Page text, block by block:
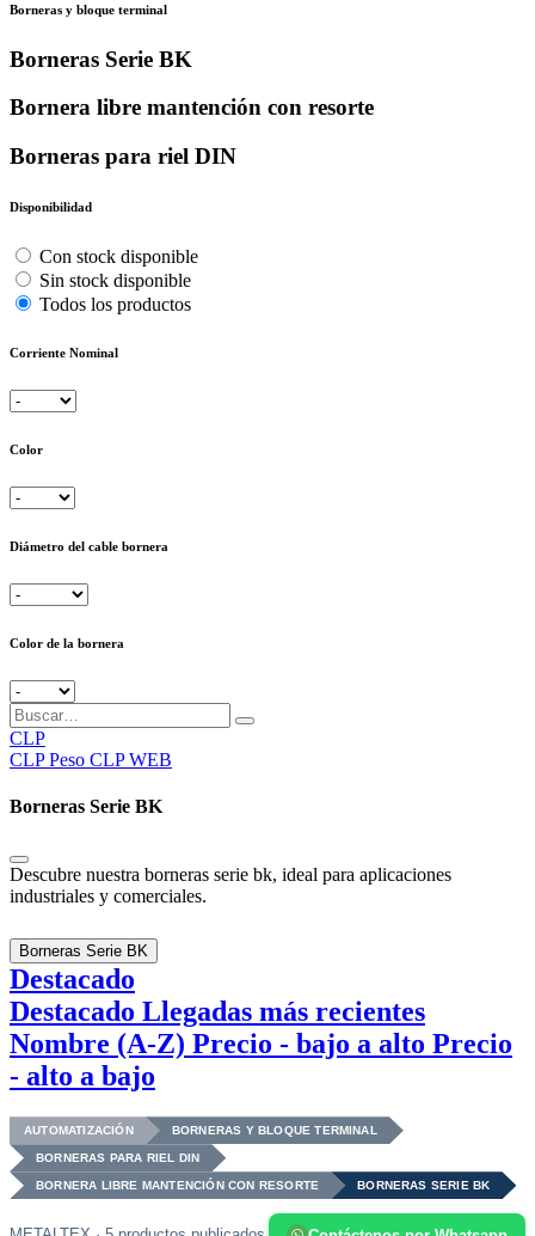
Borneras y bloque terminal
Borneras Serie BK
Bornera libre mantención con resorte
Borneras para riel DIN
Disponibilidad
Con stock disponible
Sin stock disponible
Todos los productos
Corriente Nominal
Color
Diámetro del cable bornera
Color de la bornera
CLP
CLP Peso CLP WEB
Borneras Serie BK
Descubre nuestra borneras serie bk, ideal para aplicaciones
industriales y comerciales.
Borneras Serie BK
Destacado
Destacado Llegadas más recientes
Nombre (A-Z) Precio - bajo a alto Precio
- alto a bajo
AUTOMATIZACIÓN BORNERAS Y BLOQUE TERMINAL
BORNERAS PARA RIEL DIN
BORNERA LIBRE MANTENCIÓN CON RESORTE BORNERAS SERIE BK